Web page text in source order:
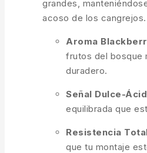
grandes,
acoso de los cangrejos.
Aroma
frutos del bosque
duradero.
Señal Dulce-
equilibrada que
Resistencia
que tu montaje